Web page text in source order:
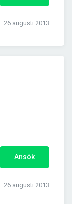
26 augusti 2013
Ansök
26 augusti 2013